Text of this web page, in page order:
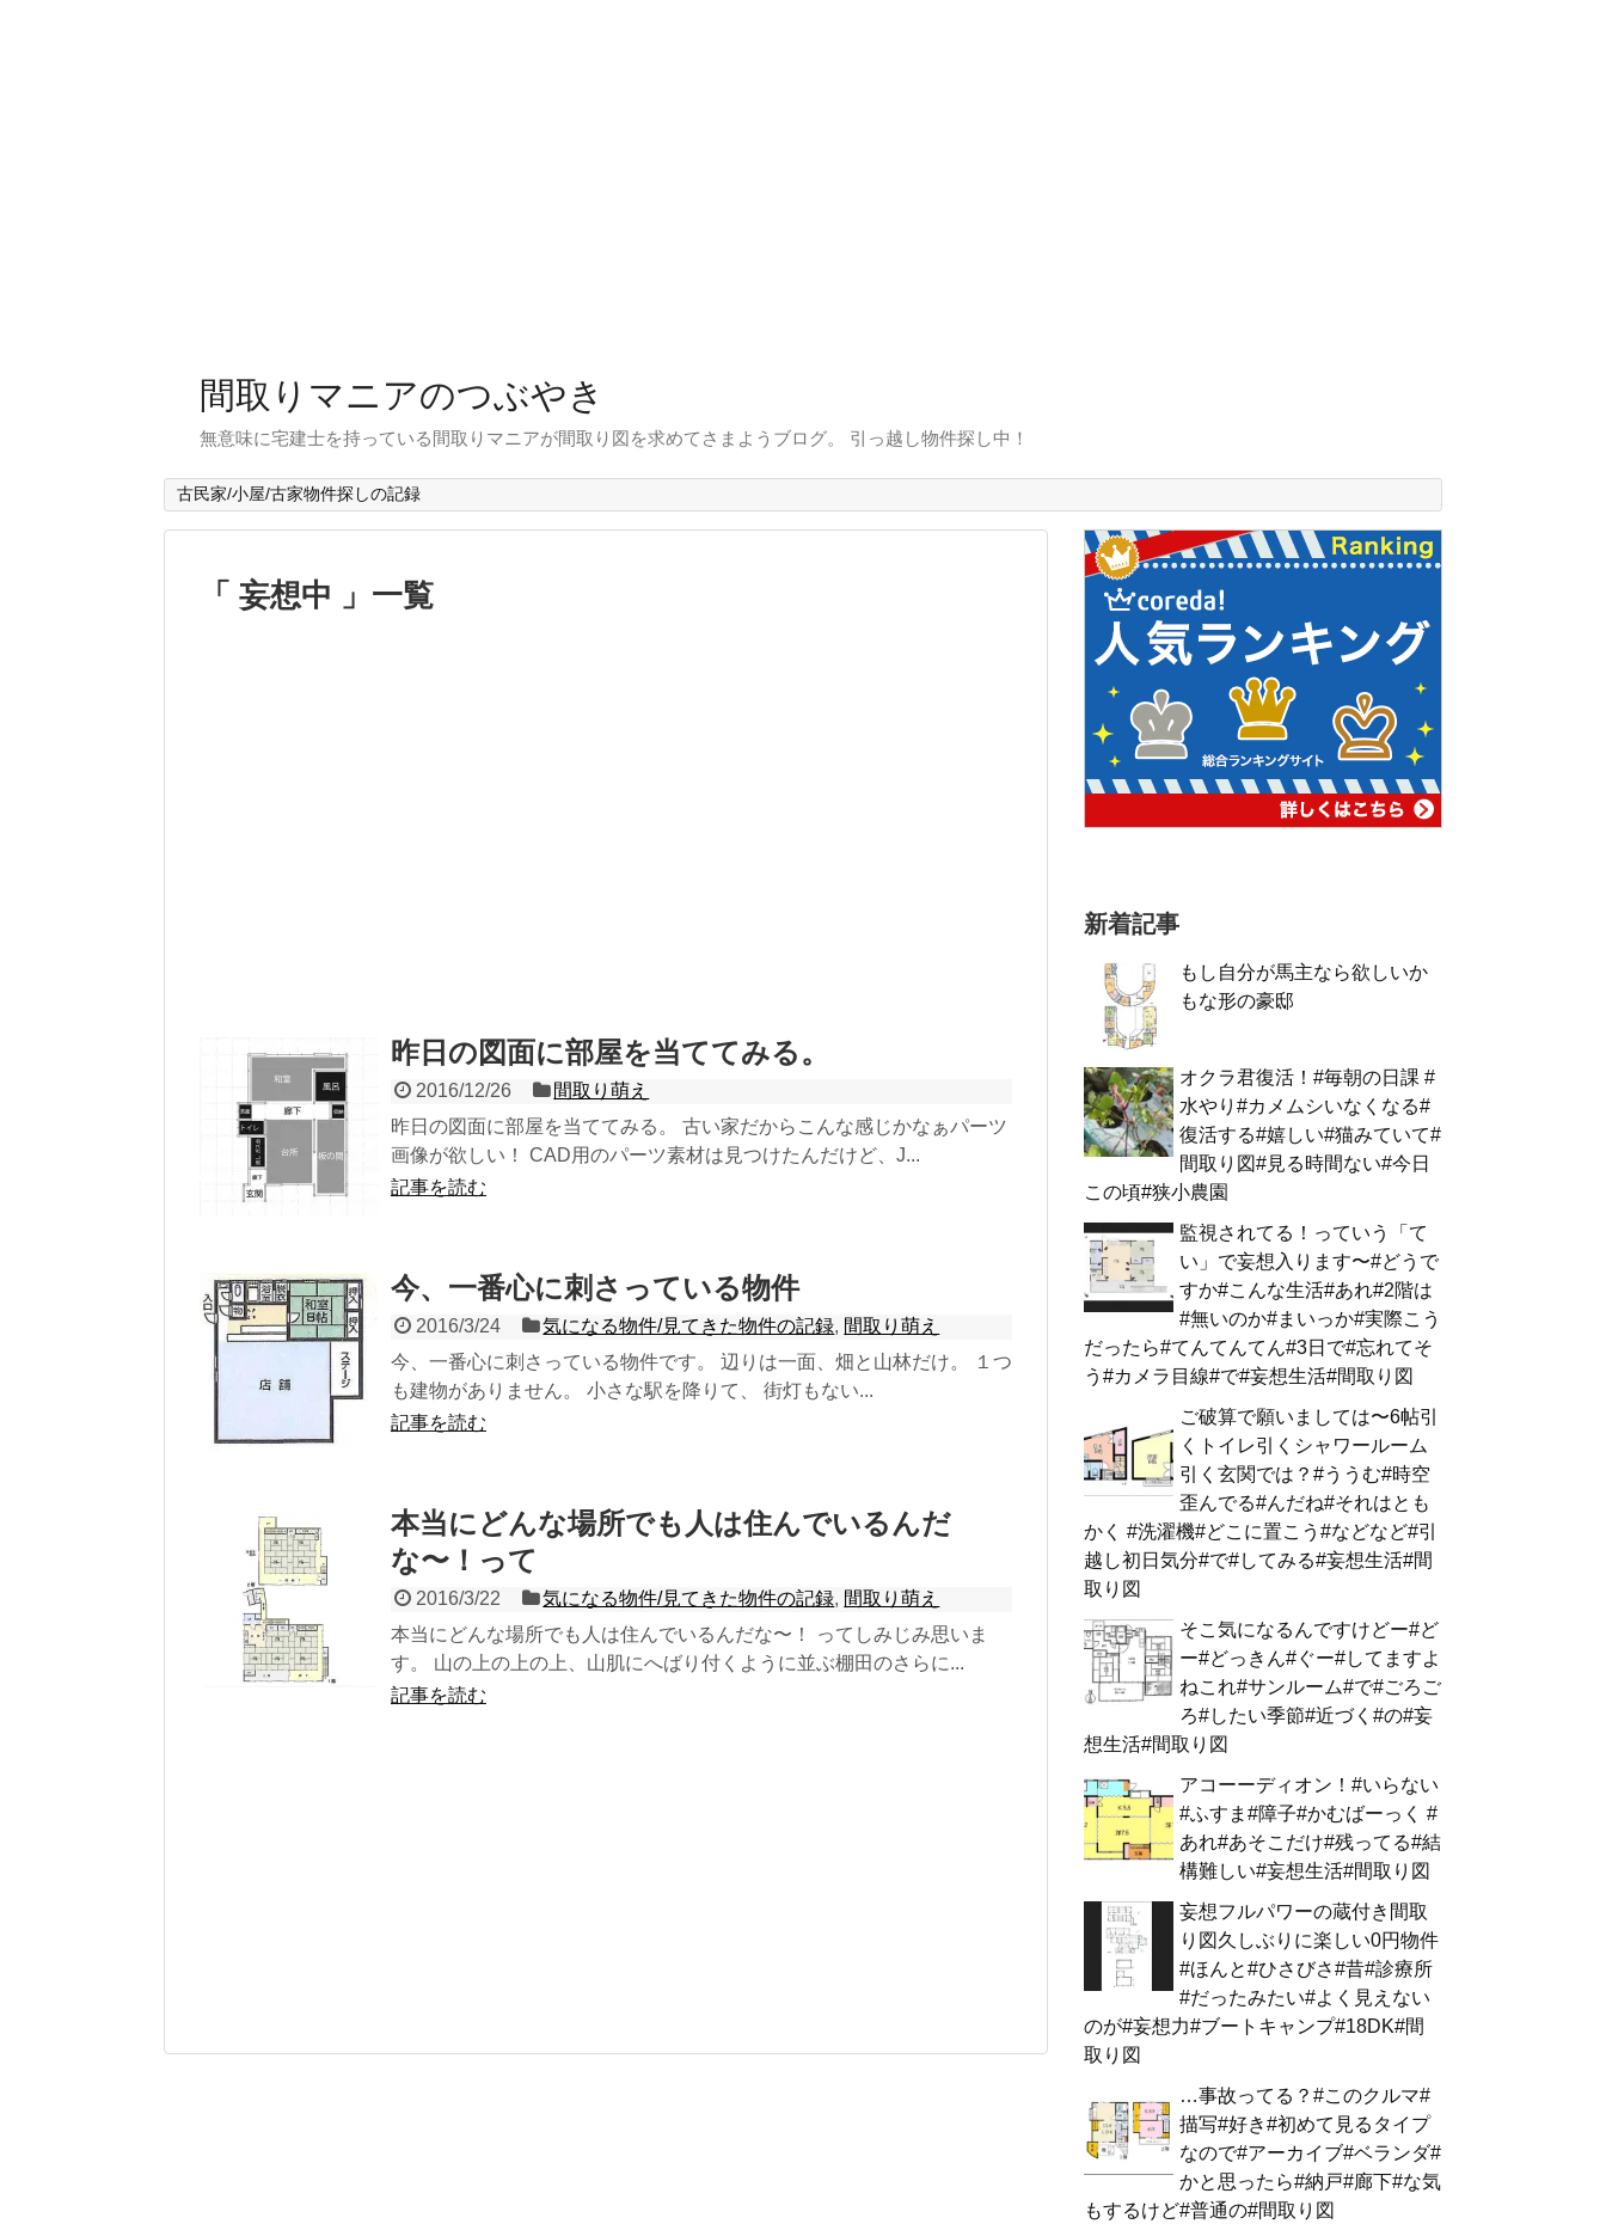
間取りマニアのつぶやき
無意味に宅建士を持っている間取りマニアが間取り図を求めてさまようブログ。 引っ越し物件探し中！
古民家/小屋/古家物件探しの記録
「 妄想中 」一覧
昨日の図面に部屋を当ててみる。
2016/12/26
間取り萌え
昨日の図面に部屋を当ててみる。 古い家だからこんな感じかなぁパーツ
画像が欲しい！ CAD用のパーツ素材は見つけたんだけど、J...
記事を読む
今、一番心に刺さっている物件
2016/3/24 気になる物件/見てきた物件の記録, 間取り萌え
今、一番心に刺さっている物件です。 辺りは一面、畑と山林だけ。 １つ
も建物がありません。 小さな駅を降りて、 街灯もない...
記事を読む
本当にどんな場所でも人は住んでいるんだ
な〜！って
2016/3/22 気になる物件/見てきた物件の記録, 間取り萌え
本当にどんな場所でも人は住んでいるんだな〜！ ってしみじみ思いま
す。 山の上の上の上、山肌にへばり付くように並ぶ棚田のさらに...
記事を読む
新着記事
もし自分が馬主なら欲しいか
もな形の豪邸
オクラ君復活！#毎朝の日課 #
水やり#カメムシいなくなる#
復活する#嬉しい#猫みていて#
間取り図#見る時間ない#今日
この頃#狭小農園
監視されてる！っていう「て
い」で妄想入ります〜#どうで
すか#こんな生活#あれ#2階は
#無いのか#まいっか#実際こう
だったら#てんてんてん#3日で#忘れてそ
う#カメラ目線#で#妄想生活#間取り図
ご破算で願いましては〜6帖引
くトイレ引くシャワールーム
引く玄関では？#ううむ#時空
歪んでる#んだね#それはとも
かく #洗濯機#どこに置こう#などなど#引
越し初日気分#で#してみる#妄想生活#間
取り図
そこ気になるんですけどー#ど
ー#どっきん#ぐー#してますよ
ねこれ#サンルーム#で#ごろご
ろ#したい季節#近づく#の#妄
想生活#間取り図
アコーーディオン！#いらない
#ふすま#障子#かむばーっく #
あれ#あそこだけ#残ってる#結
構難しい#妄想生活#間取り図
妄想フルパワーの蔵付き間取
り図久しぶりに楽しい0円物件
#ほんと#ひさびさ#昔#診療所
#だったみたい#よく見えない
のが#妄想力#ブートキャンプ#18DK#間
取り図
…事故ってる？#このクルマ#
描写#好き#初めて見るタイプ
なので#アーカイブ#ベランダ#
かと思ったら#納戸#廊下#な気
もするけど#普通の#間取り図